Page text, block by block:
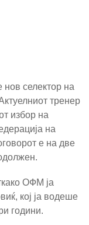
селектор на
тренер
избор на
на
е на две
ОФМ ја
кој ја водеше
години.